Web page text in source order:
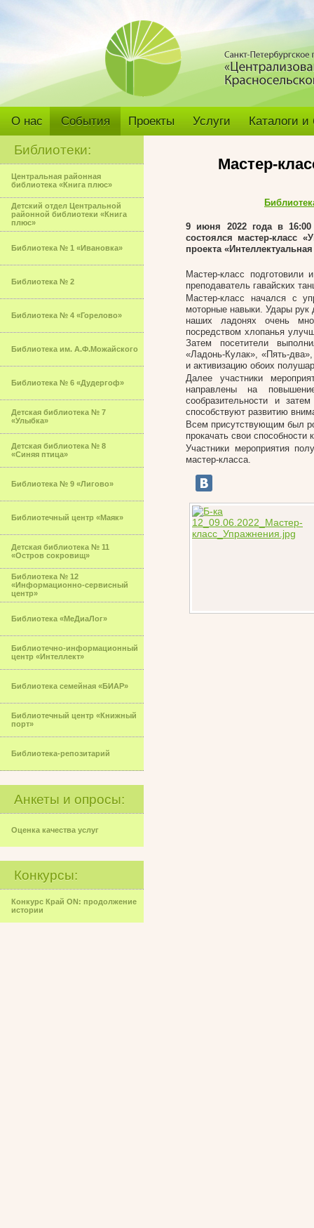
О нас События Проекты Услуги Каталоги
Библиотеки:
Центральная районная
библиотека «Книга плюс»
Детский отдел Центральной
районной библиотеки «Книга
плюс»
Библиотека № 1 «Ивановка»
Библиотека № 2
Библиотека № 4 «Горелово»
Библиотека им. А.Ф.Можайского
Библиотека № 6 «Дудергоф»
Детская библиотека № 7
«Улыбка»
Детская библиотека № 8
«Синяя птица»
Библиотека № 9 «Лигово»
Библиотечный центр «Маяк»
Детская библиотека № 11
«Остров сокровищ»
Библиотека № 12
«Информационно-сервисный
центр»
Библиотека «МеДиаЛог»
Библиотечно-информационный
центр «Интеллект»
Библиотека семейная «БИАР»
Библиотечный центр «Книжный
порт»
Библиотека-репозитарий
Анкеты и опросы:
Оценка качества услуг
Конкурсы:
Конкурс Край ON: продолжение
истории
Мастер-
9 июня 2022 года в
состоялся мастер-класс
проекта
Мастер-класс
преподаватель гавайских
Мастер-класс начался с
моторные навыки. Удары рук
наших ладонях очень
посредством хлопанья
Затем посетители
«Ладонь-Кулак», «Пять-
и активизацию обоих
Далее участники
направлены на
сообразительности и
способствуют развитию
Всем присутствующим был
прокачать свои способности
Участники мероприятия
мастер-класса.